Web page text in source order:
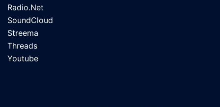
Radio.Net
SoundCloud
Streema
Threads
Youtube